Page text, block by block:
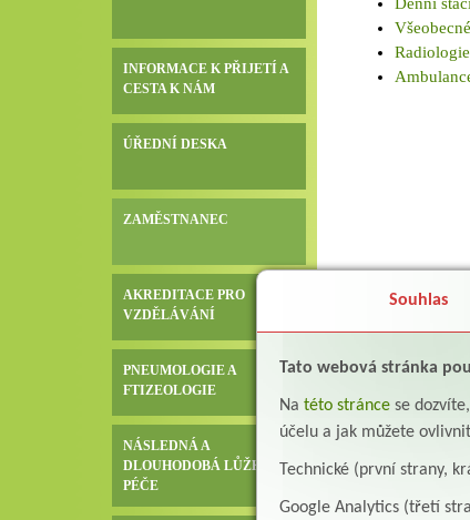
INFORMACE K PŘIJETÍ A
CESTA K NÁM
ÚŘEDNÍ DESKA
ZAMĚSTNANEC
AKREDITACE PRO
VZDĚLÁVÁNÍ
PNEUMOLOGIE A
FTIZEOLOGIE
NÁSLEDNÁ A
DLOUHODOBÁ LŮŽKOVÁ
PÉČE
Souhlas
Tato webová stránka
Na této stránce se
účelu a jak můžete
Technické (první strany,
Google Analytics (třetí